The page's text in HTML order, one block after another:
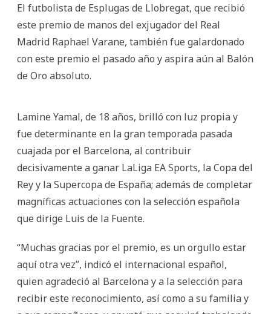
El futbolista de Esplugas de Llobregat, que recibió
este premio de manos del exjugador del Real
Madrid Raphael Varane, también fue galardonado
con este premio el pasado año y aspira aún al Balón
de Oro absoluto.
Lamine Yamal, de 18 años, brilló con luz propia y
fue determinante en la gran temporada pasada
cuajada por el Barcelona, al contribuir
decisivamente a ganar LaLiga EA Sports, la Copa del
Rey y la Supercopa de España; además de completar
magníficas actuaciones con la selección española
que dirige Luis de la Fuente.
“Muchas gracias por el premio, es un orgullo estar
aquí otra vez”, indicó el internacional español,
quien agradeció al Barcelona y a la selección para
recibir este reconocimiento, así como a su familia y